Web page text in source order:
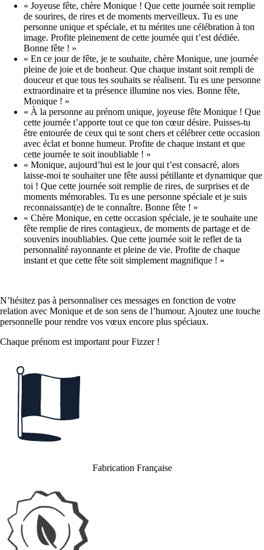
« Joyeuse fête, chère Monique ! Que cette journée soit remplie
de sourires, de rires et de moments merveilleux. Tu es une
personne unique et spéciale, et tu mérites une célébration à ton
image. Profite pleinement de cette journée qui t’est dédiée.
Bonne fête ! »
« En ce jour de fête, je te souhaite, chère Monique, une journée
pleine de joie et de bonheur. Que chaque instant soit rempli de
douceur et que tous tes souhaits se réalisent. Tu es une personne
extraordinaire et ta présence illumine nos vies. Bonne fête,
Monique ! »
« À la personne au prénom unique, joyeuse fête Monique ! Que
cette journée t’apporte tout ce que ton cœur désire. Puisses-tu
être entourée de ceux qui te sont chers et célébrer cette occasion
avec éclat et bonne humeur. Profite de chaque instant et que
cette journée te soit inoubliable ! »
« Monique, aujourd’hui est le jour qui t’est consacré, alors
laisse-moi te souhaiter une fête aussi pétillante et dynamique que
toi ! Que cette journée soit remplie de rires, de surprises et de
moments mémorables. Tu es une personne spéciale et je suis
reconnaissant(e) de te connaître. Bonne fête ! »
« Chère Monique, en cette occasion spéciale, je te souhaite une
fête remplie de rires contagieux, de moments de partage et de
souvenirs inoubliables. Que cette journée soit le reflet de ta
personnalité rayonnante et pleine de vie. Profite de chaque
instant et que cette fête soit simplement magnifique ! »
N’hésitez pas à personnaliser ces messages en fonction de votre
relation avec Monique et de son sens de l’humour. Ajoutez une touche
personnelle pour rendre vos vœux encore plus spéciaux.
Chaque prénom est important pour Fizzer !
Fabrication Française